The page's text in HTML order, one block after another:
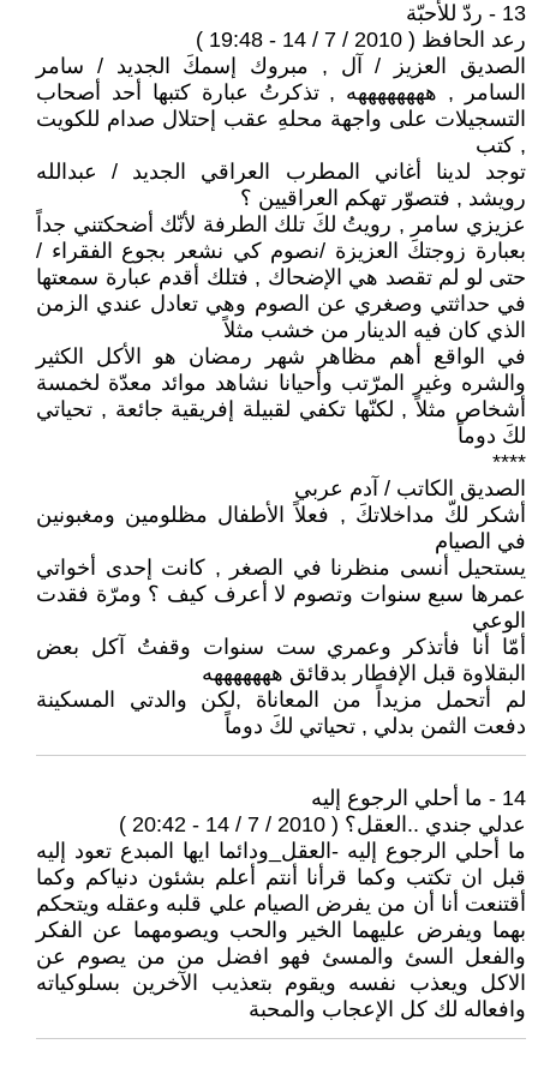
13 - ردّ للأحبّة
رعد الحافظ ( 2010 / 7 / 14 - 19:48 )
الصديق العزيز / آل , مبروك إسمكَ الجديد / سامر
السامر , ههههههههه , تذكرتُ عبارة كتبها أحد أصحاب
التسجيلات على واجهة محلهِ عقب إحتلال صدام للكويت
, كتب
توجد لدينا أغاني المطرب العراقي الجديد / عبدالله
رويشد , فتصوّر تهكم العراقيين ؟
عزيزي سامر , رويتُ لكَ تلك الطرفة لأنّك أضحكتني جداً
بعبارة زوجتكَ العزيزة /نصوم كي نشعر بجوع الفقراء /
حتى لو لم تقصد هي الإضحاك , فتلك أقدم عبارة سمعتها
في حداثتي وصغري عن الصوم وهي تعادل عندي الزمن
الذي كان فيه الدينار من خشب مثلاً
في الواقع أهم مظاهر شهر رمضان هو الأكل الكثير
والشره وغير المرّتب وأحيانا نشاهد موائد معدّة لخمسة
أشخاص مثلاً , لكنّها تكفي لقبيلة إفريقية جائعة , تحياتي
لكَ دوماً
****
الصديق الكاتب / آدم عربي
أشكر لكّ مداخلاتكَ , فعلاً الأطفال مظلومين ومغبونين
في الصيام
يستحيل أنسى منظرنا في الصغر , كانت إحدى أخواتي
عمرها سبع سنوات وتصوم لا أعرف كيف ؟ ومرّة فقدت
الوعي
أمّا أنا فأتذكر وعمري ست سنوات وقفتُ آكل بعض
البقلاوة قبل الإفطار بدقائق هههههههه
لم أتحمل مزيداً من المعاناة ,لكن والدتي المسكينة
دفعت الثمن بدلي , تحياتي لكَ دوماً
14 - ما أحلي الرجوع إليه
عدلي جندي ..العقل؟ ( 2010 / 7 / 14 - 20:42 )
ما أحلي الرجوع إليه -العقل_ودائما ايها المبدع تعود إليه
قبل ان تكتب وكما قرأنا أنتم أعلم بشئون دنياكم وكما
أقتنعت أنا أن من يفرض الصيام علي قلبه وعقله ويتحكم
بهما ويفرض عليهما الخير والحب ويصومهما عن الفكر
والفعل السئ والمسئ فهو افضل من من يصوم عن
الاكل ويعذب نفسه ويقوم بتعذيب الآخرين بسلوكياته
وافعاله لك كل الإعجاب والمحبة